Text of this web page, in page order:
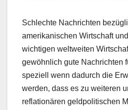
Schlechte Nachrichten
amerikanischen Wirtschaft
wichtigen weltweiten
gewöhnlich gute Nachrichten
speziell wenn dadurch die
werden, dass es zu weiteren
reflationären geldpolitischen